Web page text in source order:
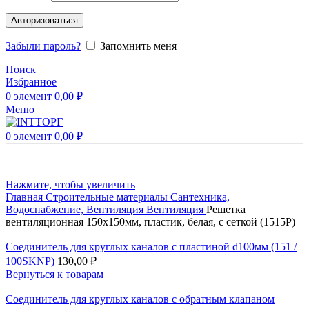
Авторизоваться
Забыли пароль?
Запомнить меня
Поиск
Избранное
0 элемент 0,00 ₽
Меню
0 элемент 0,00 ₽
Нажмите, чтобы увеличить
Главная Строительные материалы Сантехника,
Водоснабжение, Вентиляция Вентиляция Решетка
вентиляционная 150х150мм, пластик, белая, с сеткой (1515Р)
Соединитель для круглых каналов с пластиной d100мм (151 /
100SKNP) 130,00 ₽
Вернуться к товарам
Соединитель для круглых каналов с обратным клапаном